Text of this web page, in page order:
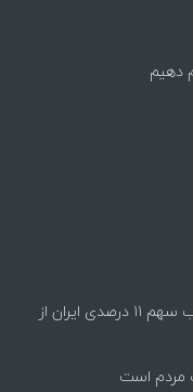
دهیم
عراقچی: توافق با عمان نزدیک است/ تکذیب سهم ۱۱ درصدی ایران از
مردم است